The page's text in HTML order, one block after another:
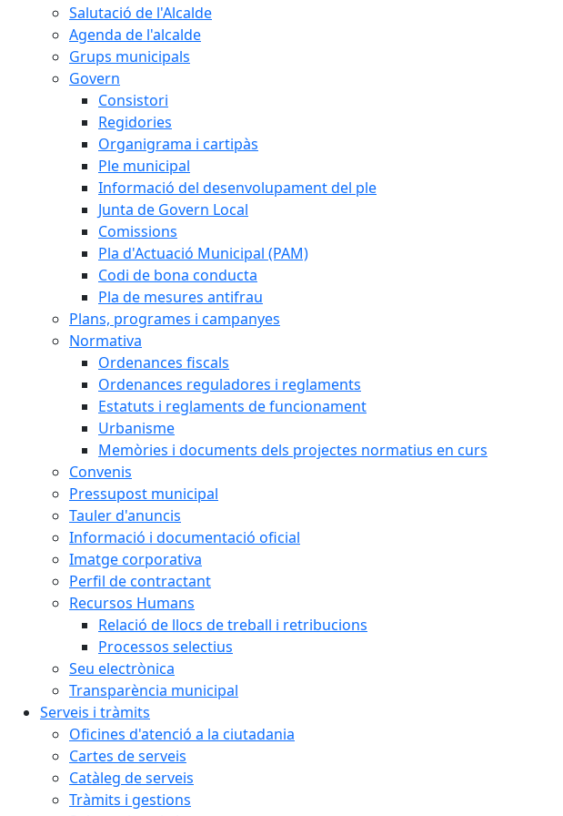
Salutació de l'Alcalde
Agenda de l'alcalde
Grups municipals
Govern
Consistori
Regidories
Organigrama i cartipàs
Ple municipal
Informació del desenvolupament del ple
Junta de Govern Local
Comissions
Pla d'Actuació Municipal (PAM)
Codi de bona conducta
Pla de mesures antifrau
Plans, programes i campanyes
Normativa
Ordenances fiscals
Ordenances reguladores i reglaments
Estatuts i reglaments de funcionament
Urbanisme
Memòries i documents dels projectes normatius en curs
Convenis
Pressupost municipal
Tauler d'anuncis
Informació i documentació oficial
Imatge corporativa
Perfil de contractant
Recursos Humans
Relació de llocs de treball i retribucions
Processos selectius
Seu electrònica
Transparència municipal
Serveis i tràmits
Oficines d'atenció a la ciutadania
Cartes de serveis
Catàleg de serveis
Tràmits i gestions